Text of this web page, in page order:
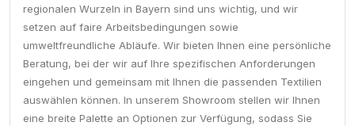
regionalen Wurzeln in Bayern sind uns wichtig, und wir
setzen auf faire Arbeitsbedingungen sowie
umweltfreundliche Abläufe. Wir bieten Ihnen eine persönliche
Beratung, bei der wir auf Ihre spezifischen Anforderungen
eingehen und gemeinsam mit Ihnen die passenden Textilien
auswählen können. In unserem Showroom stellen wir Ihnen
eine breite Palette an Optionen zur Verfügung, sodass Sie